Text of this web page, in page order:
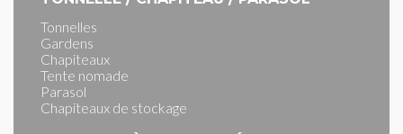
Tonnelles
Gardens
Chapiteaux
Tente nomade
Parasol
Chapiteaux de stockage